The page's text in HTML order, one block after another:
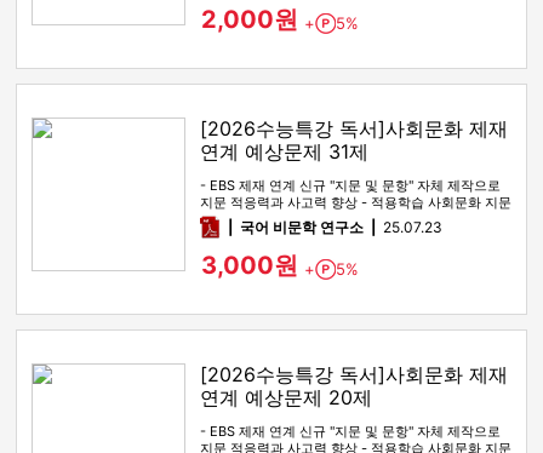
2,000원 + Point
5%
[2026수능특강 독서]사회문화 제재
연계 예상문제 31제
- EBS 제재 연계 신규 "지문 및 문항" 자체 제작으로
지문 적응력과 사고력 향상 - 적용학습 사회문화 지문
전 범위를 …
pdf국어 비문학 연구소 25.07.23
3,000원 + Point
5%
[2026수능특강 독서]사회문화 제재
연계 예상문제 20제
- EBS 제재 연계 신규 "지문 및 문항" 자체 제작으로
지문 적응력과 사고력 향상 - 적용학습 사회문화 지문